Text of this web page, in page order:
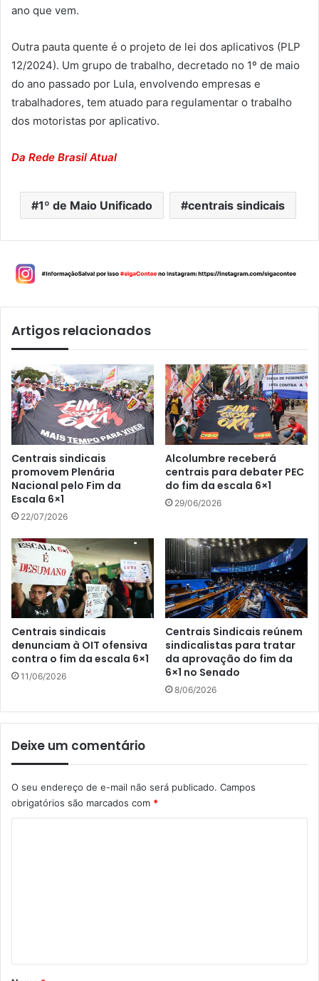
ano que vem.
Outra pauta quente é o projeto de lei dos aplicativos (PLP
12/2024). Um grupo de trabalho, decretado no 1º de maio
do ano passado por Lula, envolvendo empresas e
trabalhadores, tem atuado para regulamentar o trabalho
dos motoristas por aplicativo.
Da Rede Brasil Atual
1º de Maio Unificado centrais sindicais
Artigos relacionados
Centrais sindicais
promovem Plenária
Nacional pelo Fim da
Escala 6×1
22/07/2026
Alcolumbre receberá
centrais para debater PEC
do fim da escala 6×1
29/06/2026
Centrais sindicais
denunciam à OIT ofensiva
contra o fim da escala 6×1
11/06/2026
Centrais Sindicais reúnem
sindicalistas para tratar
da aprovação do fim da
6×1 no Senado
8/06/2026
Deixe um comentário
O seu endereço de e-mail não será publicado. Campos
obrigatórios são marcados com *
r